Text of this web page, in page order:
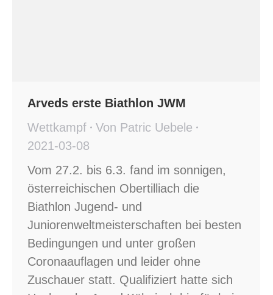
Arveds erste Biathlon JWM
Wettkampf
Von Patric Uebele
2021-03-08
Vom 27.2. bis 6.3. fand im sonnigen,
österreichischen Obertilliach die
Biathlon Jugend- und
Juniorenweltmeisterschaften bei besten
Bedingungen und unter großen
Coronaauflagen und leider ohne
Zuschauer statt. Qualifiziert hatte sich